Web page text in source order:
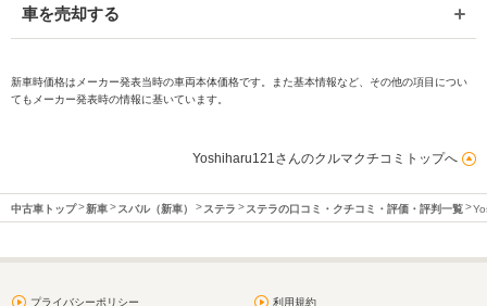
車を売却する
新車時価格はメーカー発表当時の車両本体価格です。また基本情報など、その他の項目につい
てもメーカー発表時の情報に基いています。
Yoshiharu121さんのクルマクチコミトップへ
中古車トップ 新車 スバル（新車） ステラ ステラの口コミ・クチコミ・評価・評判一覧
プライバシーポリシー 利用規約